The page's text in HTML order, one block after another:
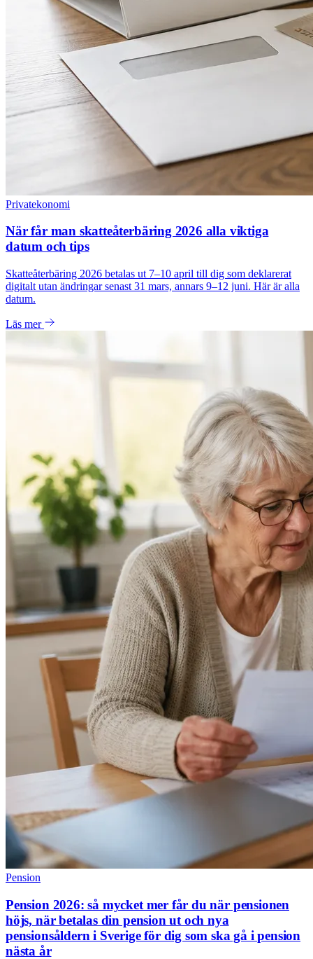
Privatekonomi
När får man skatteåterbäring 2026 alla viktiga
datum och tips
Skatteåterbäring 2026 betalas ut 7–10 april till dig som deklarerat
digitalt utan ändringar senast 31 mars, annars 9–12 juni. Här är alla
datum.
Läs mer
Pension
Pension 2026: så mycket mer får du när pensionen
höjs, när betalas din pension ut och nya
pensionsåldern i Sverige för dig som ska gå i pension
nästa år